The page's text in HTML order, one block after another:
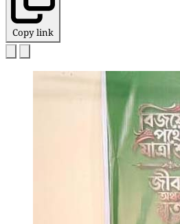
Copy link